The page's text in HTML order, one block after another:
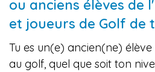
ou anciens élèves de
et joueurs de Golf de
Tu es un(e) ancien(ne)
au golf, quel que soit ton